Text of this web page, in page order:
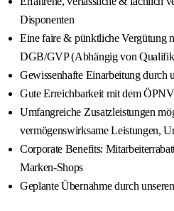
Disponenten
Eine faire & pünktliche Vergütung
DGB/GVP (Abhängig von
Gewissenhafte Einarbeitung durch
Gute Erreichbarkeit mit dem
Umfangreiche Zusatzleistungen
vermögenswirksame Leistungen,
Corporate Benefits:
Marken-Shops
Geplante Übernahme durch